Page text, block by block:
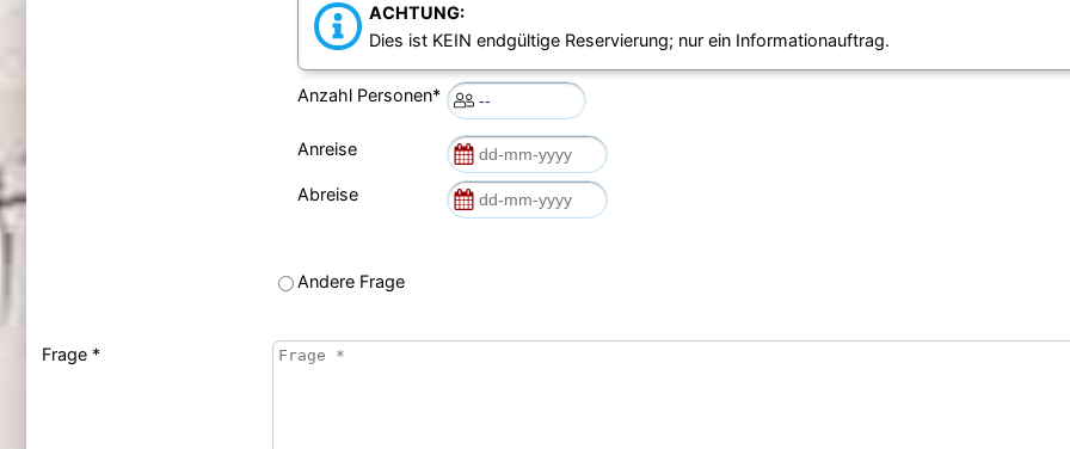
ACHTUNG:
Dies ist KEIN endgültige Reservierung; nur ein Informationauftrag.
Anzahl Personen*
Anreise
Abreise
Andere Frage
Frage *